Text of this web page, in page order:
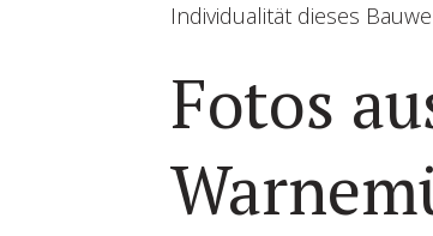
Individualität dieses
Fotos